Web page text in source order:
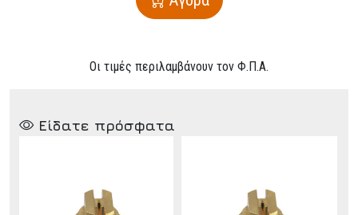
Οι τιμές περιλαμβάνουν τον Φ.Π.Α.
Είδατε πρόσφατα